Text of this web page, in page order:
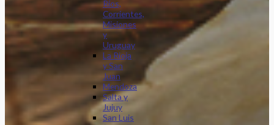
Ríos,
Corrientes,
Misiones
y
Uruguay
La Rioja
y San
Juan
Mendoza
Salta y
Jujuy
San Luis